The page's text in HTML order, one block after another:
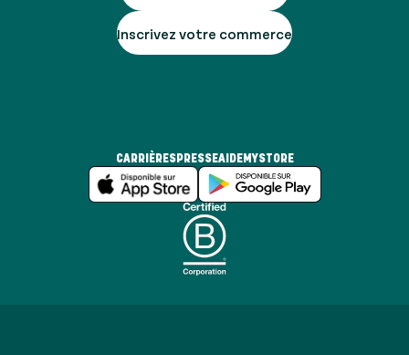
Inscrivez votre commerce
CARRIÈRESPRESSEAIDEMYSTORE